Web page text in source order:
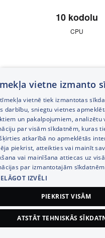
10 kodolu
CPU
10 kodolu
Līdz
32GB
vienotās atmiņas
Līdz
4TB
datu glabāšanai
vietne izmanto
vietnē tiek izmantotas
darbību, sniegtu vietnes
un pakalpojumiem, analizētu
par visām sīkdatnēm, kuras
atkarībā no apmeklētās
piekrist, atteikties vai mainīt
vai mainīšana attiecas uz
par izmantotajām
IZVĒLI
PIEKRIST VISĀM
ATSTĀT TEHNISKĀS